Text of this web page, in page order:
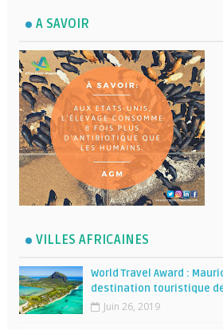
A SAVOIR
VILLES AFRICAINES
World Travel Award :
destination touristique
Juin 26, 2019